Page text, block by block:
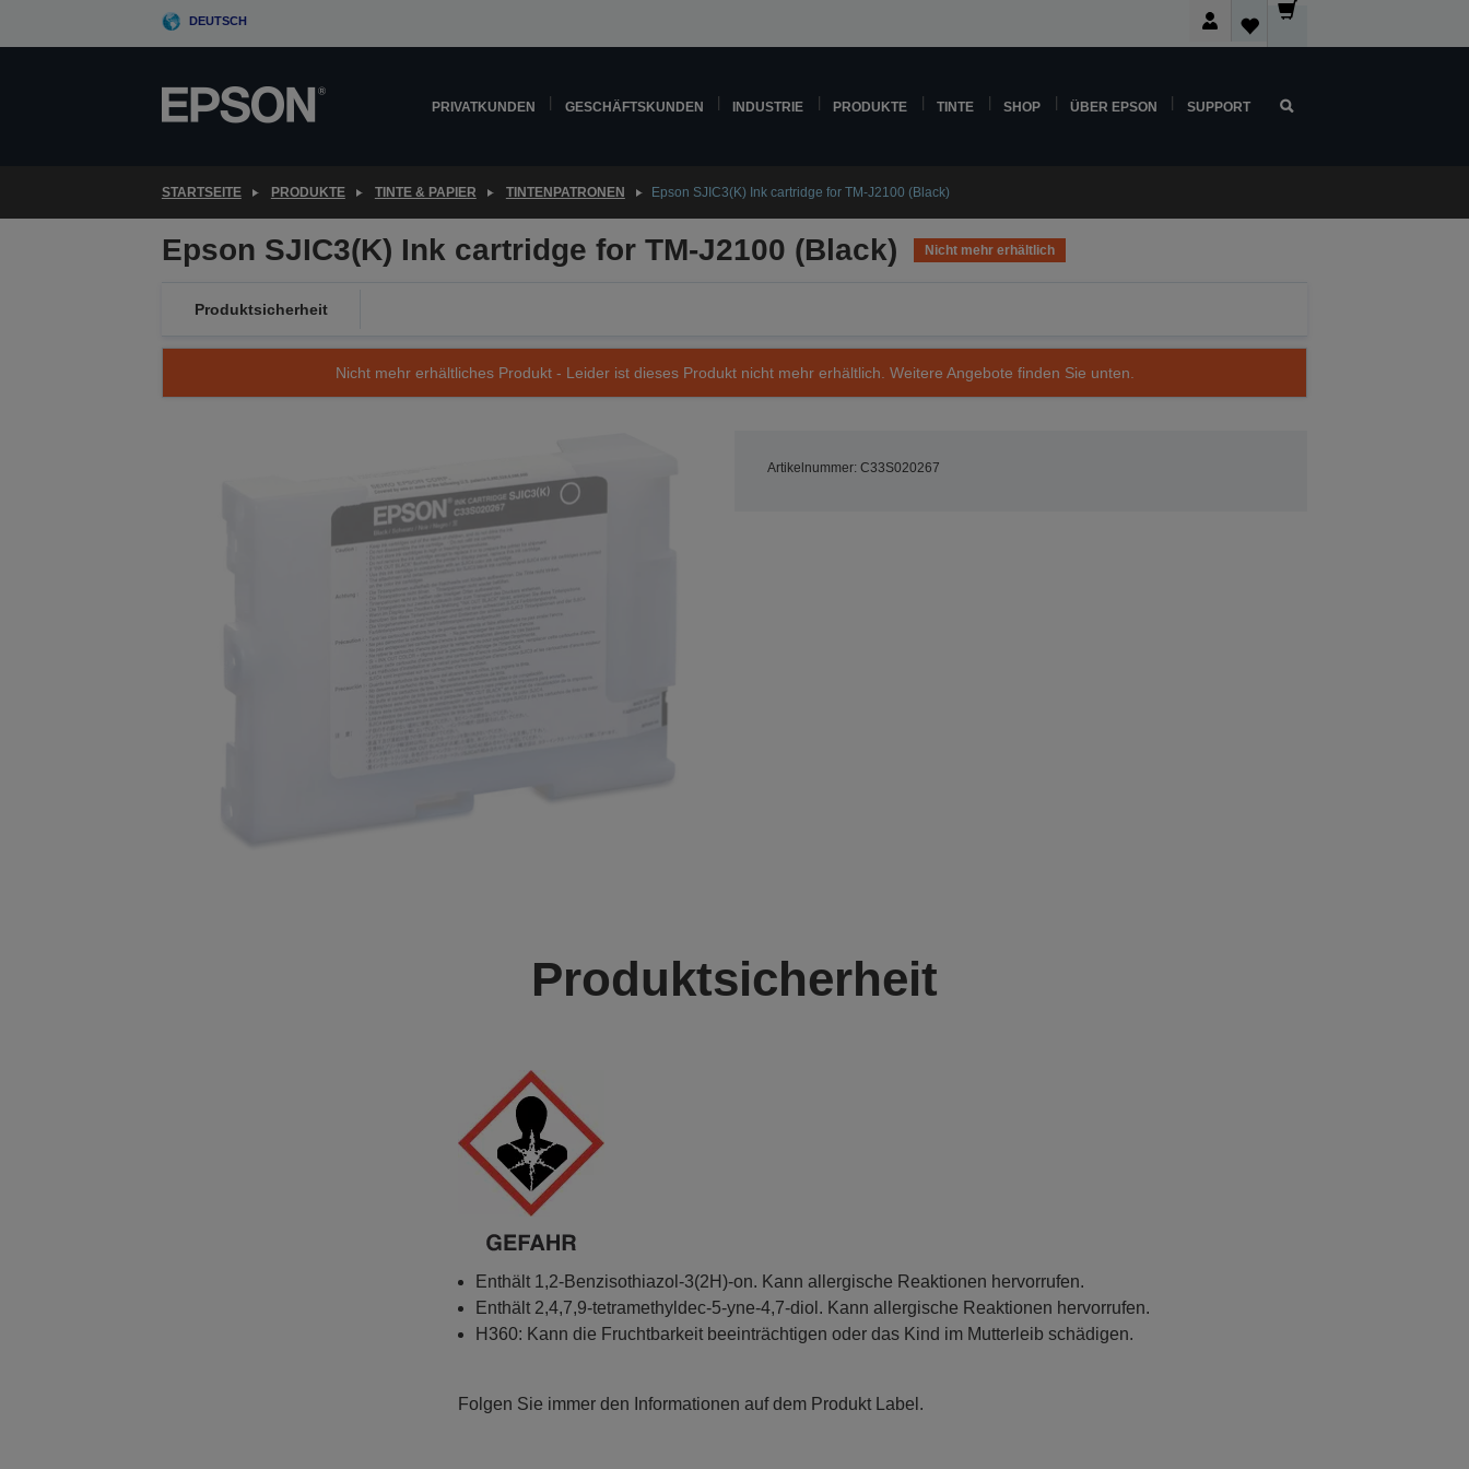
DEUTSCH
PRIVATKUNDEN GESCHÄFTSKUNDEN INDUSTRIE PRODUKTE TINTE SHOP ÜBER EPSON SUPPORT
STARTSEITE PRODUKTE TINTE & PAPIER TINTENPATRONEN Epson SJIC3(K) Ink cartridge for TM-J2100 (Black)
Epson SJIC3(K) Ink cartridge for TM-J2100 (Black) Nicht mehr erhältlich
Produktsicherheit
Nicht mehr erhältliches Produkt - Leider ist dieses Produkt nicht mehr erhältlich. Weitere Angebote finden Sie unten.
Artikelnummer: C33S020267
Produktsicherheit
Enthält 1,2-Benzisothiazol-3(2H)-on. Kann allergische Reaktionen hervorrufen.
Enthält 2,4,7,9-tetramethyldec-5-yne-4,7-diol. Kann allergische Reaktionen hervorrufen.
H360: Kann die Fruchtbarkeit beeinträchtigen oder das Kind im Mutterleib schädigen.
Folgen Sie immer den Informationen auf dem Produkt Label.